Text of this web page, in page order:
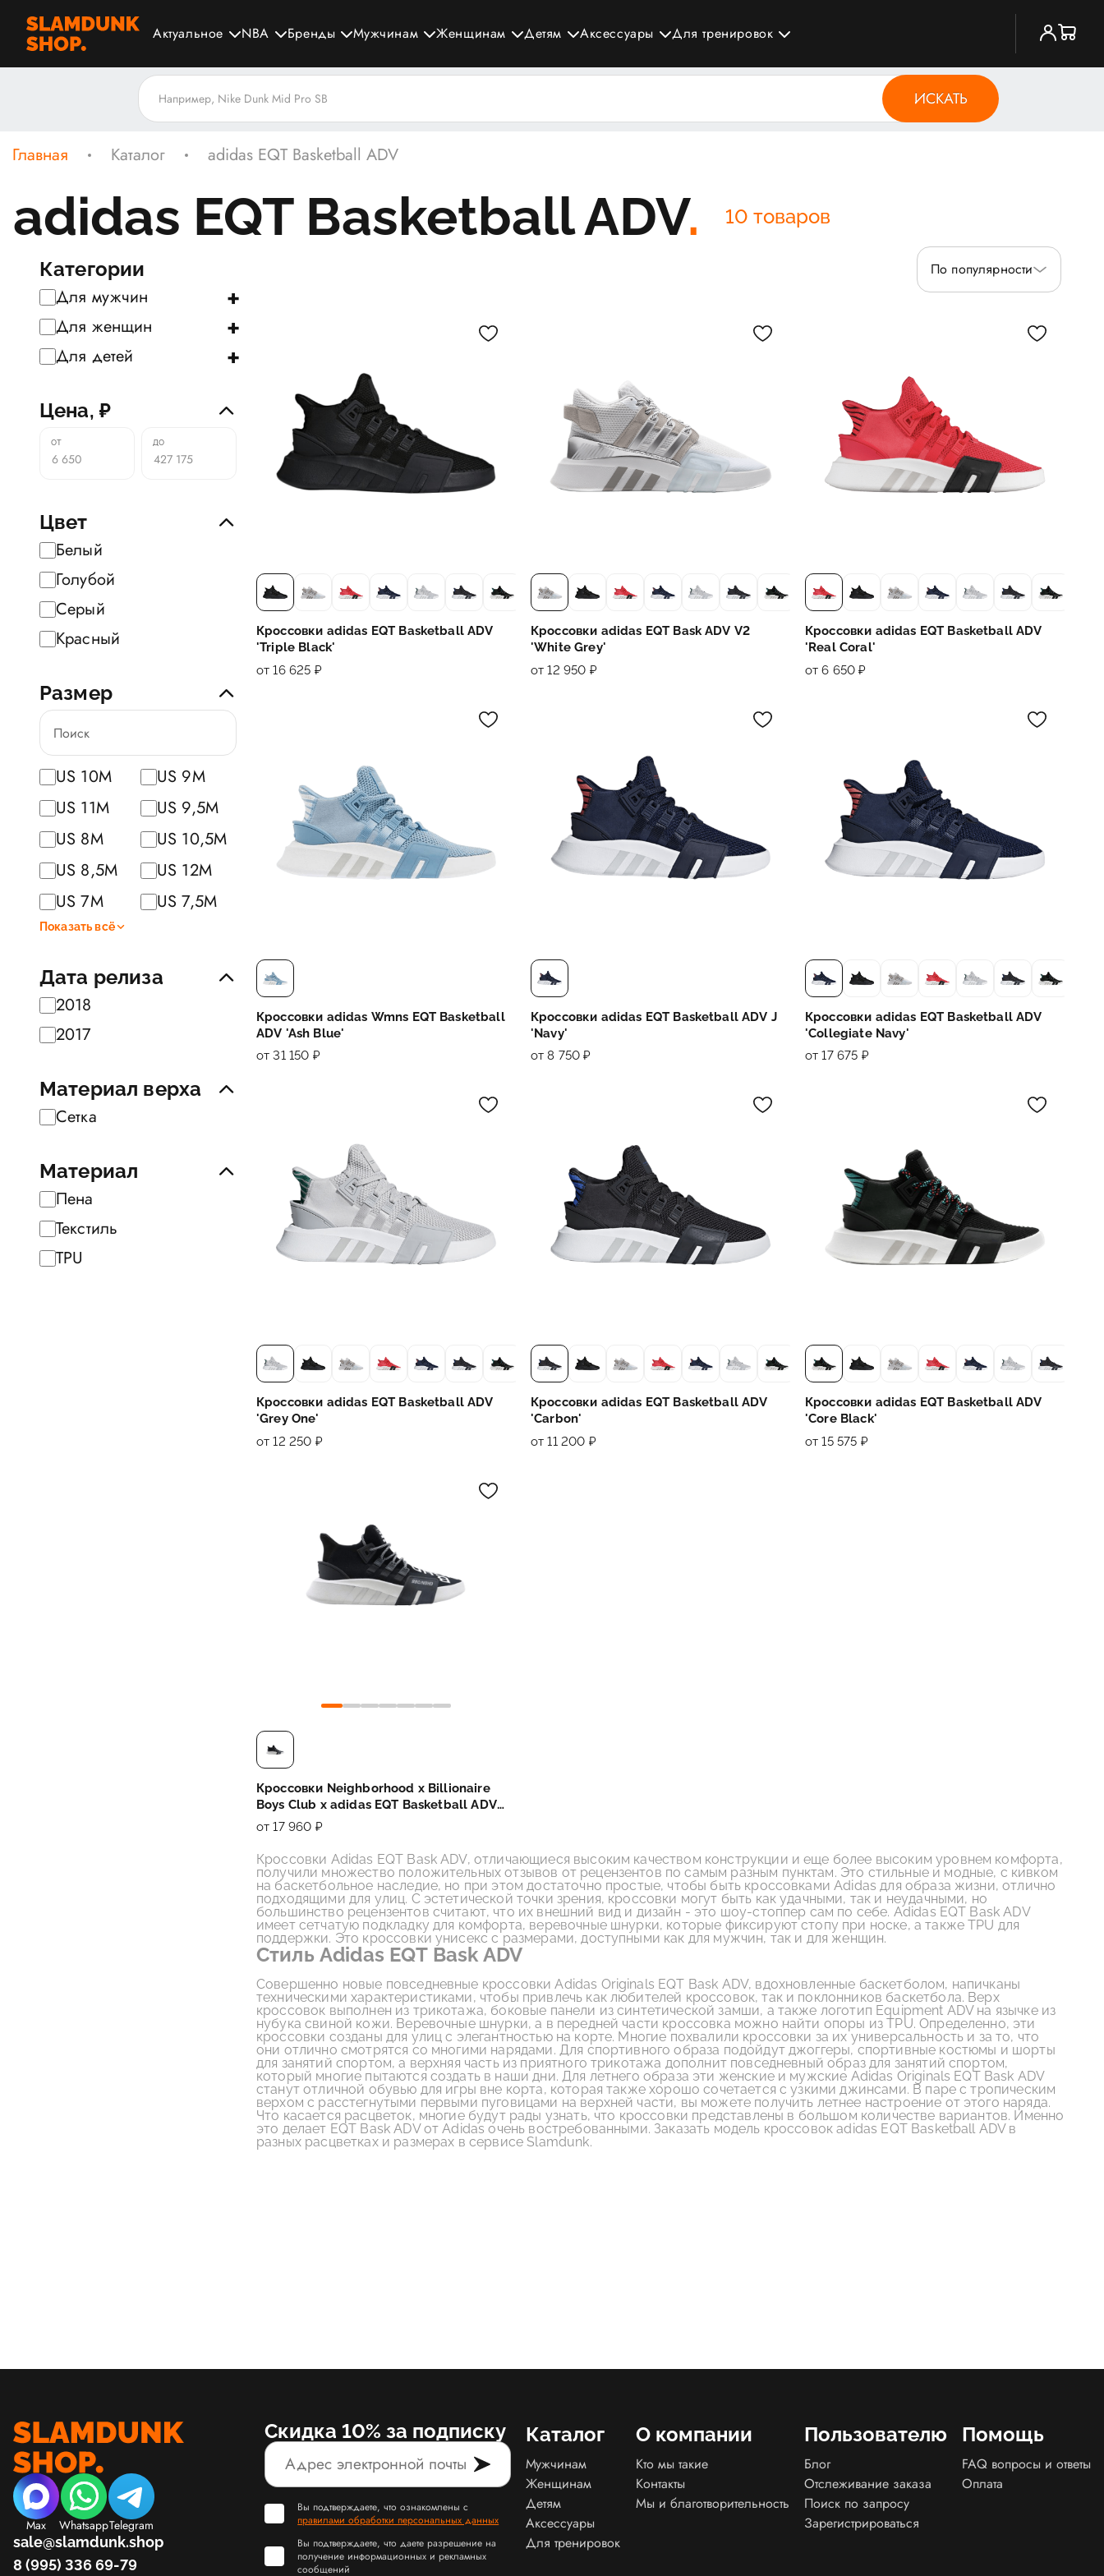
Актуальное NBA Бренды Мужчинам Женщинам Детям Аксессуары Для тренировок
ИСКАТЬ
Главная Каталог adidas EQT Basketball ADV
adidas EQT Basketball ADV 10 товаров
Категории
Для мужчин
+
Для женщин +
Для детей +
Цена, ₽
Цвет
Белый
Голубой
Серый
Красный
Размер
US 10M
US 9M
US 11M
US 9,5M
US 8M
US 10,5M
US 8,5M
US 12M
US 7M
US 7,5M
Показать всё
Дата релиза
2018
2017
Материал верха
Сетка
Материал
Пена
Текстиль
TPU
По популярности
Кроссовки adidas EQT Basketball ADV
'Triple Black'
от 16 625 ₽
Кроссовки adidas EQT Bask ADV V2
'White Grey'
от 12 950 ₽
Кроссовки adidas EQT Basketball ADV
'Real Coral'
от 6 650 ₽
Кроссовки adidas Wmns EQT Basketball
ADV 'Ash Blue'
от 31 150 ₽
Кроссовки adidas EQT Basketball ADV J
'Navy'
от 8 750 ₽
Кроссовки adidas EQT Basketball ADV
'Collegiate Navy'
от 17 675 ₽
Кроссовки adidas EQT Basketball ADV
'Grey One'
от 12 250 ₽
Кроссовки adidas EQT Basketball ADV
'Carbon'
от 11 200 ₽
Кроссовки adidas EQT Basketball ADV
'Core Black'
от 15 575 ₽
Кроссовки Neighborhood x Billionaire
Boys Club x adidas EQT Basketball ADV
Black
от 17 960 ₽
Кроссовки Adidas EQT Bask ADV, отличающиеся высоким качеством конструкции и еще более высоким уровнем комфорта,
получили множество положительных отзывов от рецензентов по самым разным пунктам. Это стильные и модные, с кивком
на баскетбольное наследие, но при этом достаточно простые, чтобы быть кроссовками Adidas для образа жизни, отлично
подходящими для улиц. С эстетической точки зрения, кроссовки могут быть как удачными, так и неудачными, но
большинство рецензентов считают, что их внешний вид и дизайн - это шоу-стоппер сам по себе. Adidas EQT Bask ADV
имеет сетчатую подкладку для комфорта, веревочные шнурки, которые фиксируют стопу при носке, а также TPU для
поддержки. Это кроссовки унисекс с размерами, доступными как для мужчин, так и для женщин.
Стиль Adidas EQT Bask ADV
Совершенно новые повседневные кроссовки Adidas Originals EQT Bask ADV, вдохновленные баскетболом, напичканы
техническими характеристиками, чтобы привлечь как любителей кроссовок, так и поклонников баскетбола. Верх
кроссовок выполнен из трикотажа, боковые панели из синтетической замши, а также логотип Equipment ADV на язычке из
нубука свиной кожи. Веревочные шнурки, а в передней части кроссовка можно найти опоры из TPU. Определенно, эти
кроссовки созданы для улиц с элегантностью на корте. Многие похвалили кроссовки за их универсальность и за то, что
они отлично смотрятся со многими нарядами. Для спортивного образа подойдут джоггеры, спортивные костюмы и шорты
для занятий спортом, а верхняя часть из приятного трикотажа дополнит повседневный образ для занятий спортом,
который многие пытаются создать в наши дни. Для летнего образа эти женские и мужские Adidas Originals EQT Bask ADV
станут отличной обувью для игры вне корта, которая также хорошо сочетается с узкими джинсами. В паре с тропическим
верхом с расстегнутыми первыми пуговицами на верхней части, вы можете получить летнее настроение от этого наряда.
Что касается расцветок, многие будут рады узнать, что кроссовки представлены в большом количестве вариантов. Именно
это делает EQT Bask ADV от Adidas очень востребованными. Заказать модель кроссовок adidas EQT Basketball ADV в
разных расцветках и размерах в сервисе Slamdunk.
Max WhatsappTelegram
sale@slamdunk.shop
8 (995) 336 69-79
Скидка 10% за подписку
Вы подтверждаете, что ознакомлены с
правилами обработки персональных данных
Вы подтверждаете, что даете разрешение на
получение информационных и рекламных
сообщений
Каталог
Мужчинам
Женщинам
Детям
Аксессуары
Для тренировок
О компании
Кто мы такие
Контакты
Мы и благотворительность
Пользователю
Блог
Отслеживание заказа
Поиск по запросу
Зарегистрироваться
Помощь
FAQ вопросы и ответы
Оплата